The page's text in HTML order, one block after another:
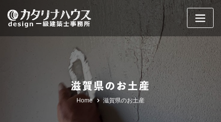
content
滋賀県のお土産
Home 滋賀県のお土産